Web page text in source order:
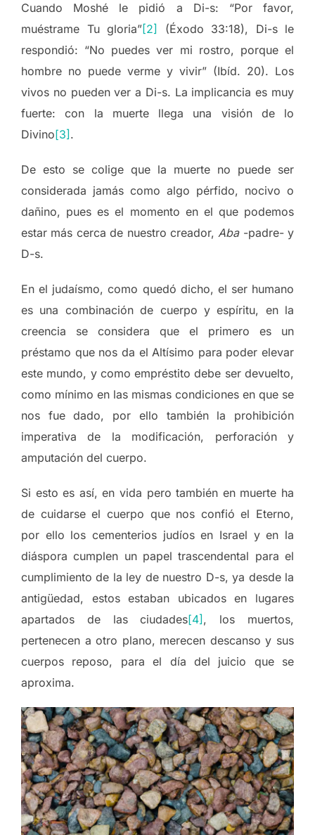
Cuando Moshé le pidió a Di-s: “Por favor,
muéstrame Tu gloria”[2]
(Éxodo 33:18), Di-s le
respondió: “No puedes ver mi rostro, porque el
hombre no puede verme y vivir” (Ibíd. 20). Los
vivos no pueden ver a Di-s. La implicancia es muy
fuerte: con la muerte llega una visión de lo
Divino[3] .
De esto se colige que la muerte no puede ser
considerada jamás como algo pérfido, nocivo o
dañino, pues es el momento en el que podemos
estar más cerca de nuestro creador,Aba -padre- y
D-s.
En el judaísmo, como quedó dicho, el ser humano
es una combinación de cuerpo y espíritu, en la
creencia se considera que el primero es un
préstamo que nos da el Altísimo para poder elevar
este mundo, y como empréstito debe ser devuelto,
como mínimo en las mismas condiciones en que se
nos fue dado, por ello también la prohibición
imperativa de la modificación, perforación y
amputación del cuerpo.
Si esto es así, en vida pero también en muerte ha
de cuidarse el cuerpo que nos confió el Eterno,
por ello los cementerios judíos en Israel y en la
diáspora cumplen un papel trascendental para el
cumplimiento de la ley de nuestro D-s, ya desde la
antigüedad, estos estaban ubicados en lugares
apartados de las ciudades[4] , los muertos,
pertenecen a otro plano, merecen descanso y sus
cuerpos reposo, para el día del juicio que se
aproxima.